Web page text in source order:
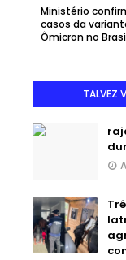
Ministério
casos da
Ômicron no
TALVEZ